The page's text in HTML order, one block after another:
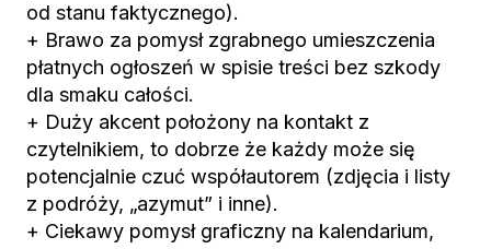
od stanu faktycznego).
+ Brawo za pomysł zgrabnego umieszczenia
płatnych ogłoszeń w spisie treści bez szkody
dla smaku całości.
+ Duży akcent położony na kontakt z
czytelnikiem, to dobrze że każdy może się
potencjalnie czuć współautorem (zdjęcia i listy
z podróży, „azymut” i inne).
+ Ciekawy pomysł graficzny na kalendarium,